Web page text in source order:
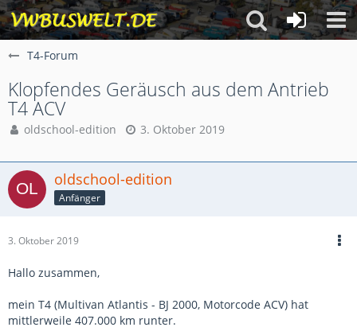
T4-Forum
Klopfendes Geräusch aus dem Antrieb
T4 ACV
oldschool-edition 3. Oktober 2019
oldschool-edition
Anfänger
3. Oktober 2019
Hallo zusammen,
mein T4 (Multivan Atlantis - BJ 2000, Motorcode ACV) hat
mittlerweile 407.000 km runter.